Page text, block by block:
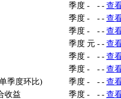
季度 - - - 查
季度 - - - 查
季度 - - - 查
季度 元 - - 查
季度 - - - 查
季度 - - - 查
季度环比)
季度 - - - 查
收益
季度 - - - 查